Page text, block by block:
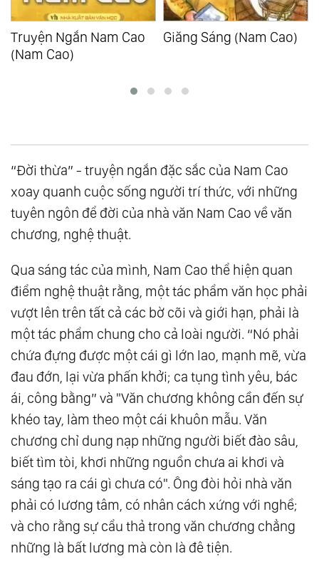
Giăng Sáng (Nam Cao) Chí Phèo (Nam Cao)
“Đời thừa” - truyện ngắn đặc sắc của Nam Cao
xoay quanh cuộc sống người trí thức, với những
tuyên ngôn để đời của nhà văn Nam Cao về văn
chương, nghệ thuật.
Qua sáng tác của mình, Nam Cao thể hiện quan
điểm nghệ thuật rằng, một tác phẩm văn học phải
vượt lên trên tất cả các bờ cõi và giới hạn, phải là
một tác phẩm chung cho cả loài người. “Nó phải
chứa đựng được một cái gì lớn lao, mạnh mẽ, vừa
đau đớn, lại vừa phấn khởi; ca tụng tình yêu, bác
ái, công bằng” và "Văn chương không cần đến sự
khéo tay, làm theo một cái khuôn mẫu. Văn
chương chỉ dung nạp những người biết đào sâu,
biết tìm tòi, khơi những nguồn chưa ai khơi và
sáng tạo ra cái gì chưa có". Ông đòi hỏi nhà văn
phải có lương tâm, có nhân cách xứng với nghề;
và cho rằng sự cẩu thả trong văn chương chẳng
những là bất lương mà còn là đê tiện.